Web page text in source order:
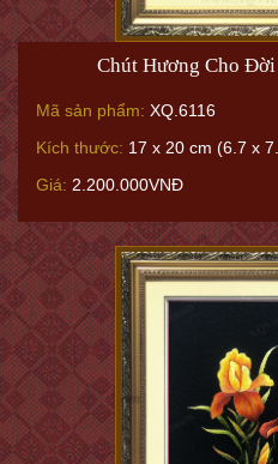
Chút Hương Cho
Mã sản phẩm: XQ.6116
Kích thước: 17 x 20 cm (6.7 x
Giá: 2.200.000VNĐ